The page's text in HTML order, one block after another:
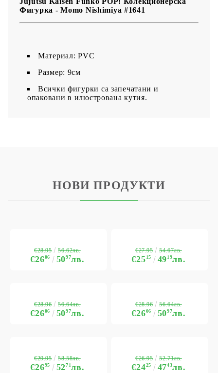
Фигурка - Momo Nishimiya #1641
Материал: PVC
Размер: 9см
Всички фигурки са запечатани и
опаковани в илюстрована кутия.
НОВИ ПРОДУКТИ
€2606 5097лв.
€28.95 56.62лв.
€2515 4919лв.
€27.95 54.67лв.
€2606 5097лв.
€28.96 56.64лв.
€2606 5097лв.
€28.96 56.64лв.
€2695 5271лв.
€29.95 58.58лв.
€2425 4743лв.
€26.95 52.71лв.